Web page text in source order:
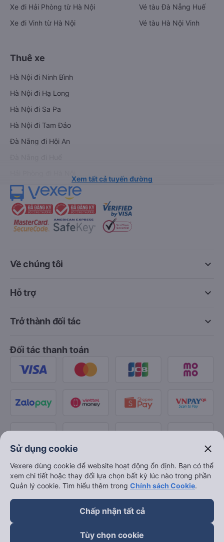
Xe đi Hải Phòng từ Hà Nội
Xe đi Vinh từ Hà Nội
Vé tàu Đà Nẵng Huế
Vé tàu Hà Nội Vinh
Thuê xe
Hà Nội đi Ninh Bình
Hà Nội đi Hạ Long
Hà Nội đi Sa Pa
Hà Nội đi Tam Đảo
Đà Nẵng đi Hội An
Xem tất cả tuyến đường
keyboard_arrow_down
Về chúng tôi
keyboard_arrow_down
Hỗ trợ
keyboard_arrow_down
Trở thành đối tác
Đối tác thanh toán
Sử dụng cookie close
Vexere dùng cookie để website hoạt động ổn định. Bạn có thể
xem chi tiết hoặc thay đổi lựa chọn bất kỳ lúc nào trong phần
Quản lý cookie. Tìm hiểu thêm trong Chính sách Cookie.
Chấp nhận tất cả
Tùy chọn cookie